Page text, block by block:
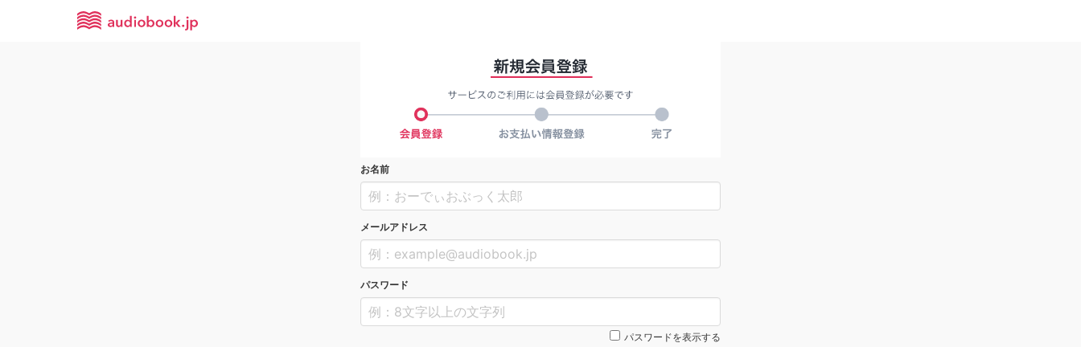
お名前
メールアドレス
パスワード
パスワードを表示する